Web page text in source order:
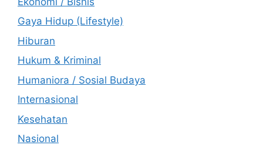
Gaya Hidup (Lifestyle)
Hiburan
Hukum & Kriminal
Humaniora / Sosial Budaya
Internasional
Kesehatan
Nasional